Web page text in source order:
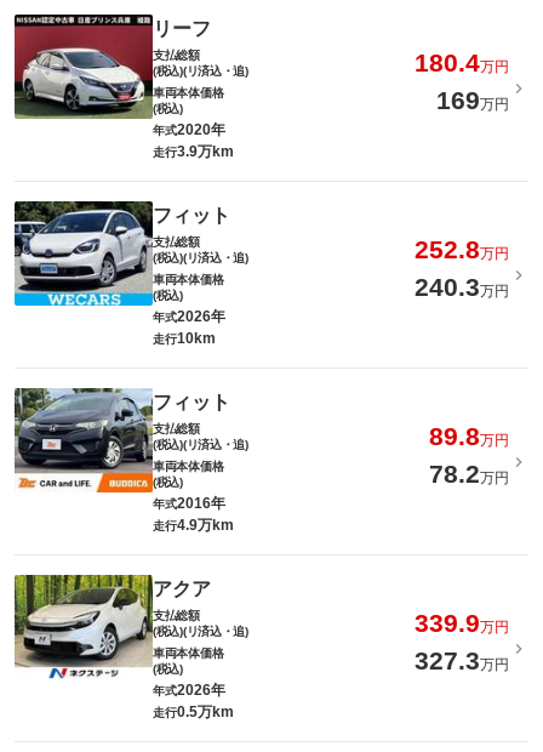
リーフ
支払総額
(税込)(リ済込・追)
180.4万円
車両本体価格
(税込)
169万円
年式2020年
走行3.9万km
フィット
支払総額
(税込)(リ済込・追)
252.8万円
車両本体価格
(税込)
240.3万円
年式2026年
走行10km
フィット
支払総額
(税込)(リ済込・追)
89.8万円
車両本体価格
(税込)
78.2万円
年式2016年
走行4.9万km
アクア
支払総額
(税込)(リ済込・追)
339.9万円
車両本体価格
(税込)
327.3万円
年式2026年
走行0.5万km